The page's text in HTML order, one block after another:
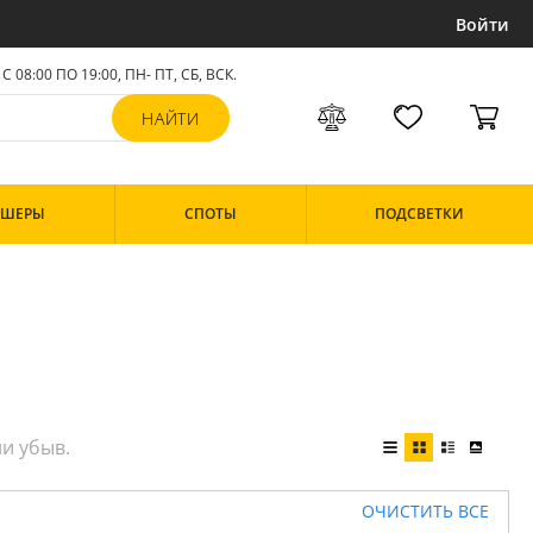
Войти
С 08:00 ПО 19:00, ПН- ПТ, СБ, ВСК.
СПОТЫ ПОДСВЕТКИ
ОЧИСТИТЬ ВСЕ